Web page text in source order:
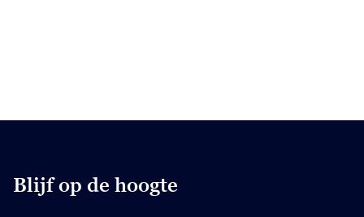
Blijf op de hoogte